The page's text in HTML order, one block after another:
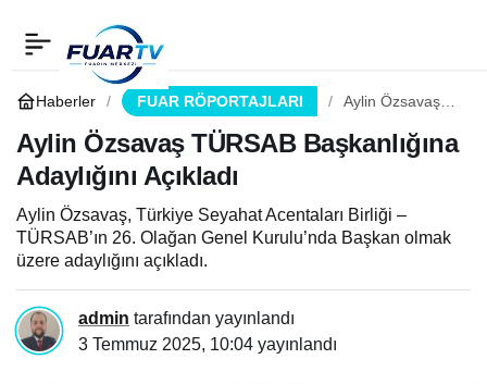
Haberler FUAR RÖPORTAJLARI
Aylin Özsavaş
Başkanlığına
Adaylığını
Aylin Özsavaş TÜRSAB Başkanlığına
Adaylığını Açıkladı
Aylin Özsavaş, Türkiye Seyahat Acentaları Birliği –
TÜRSAB’ın 26. Olağan Genel Kurulu’nda Başkan olmak
üzere adaylığını açıkladı.
admin tarafından yayınlandı
3 Temmuz 2025, 10:04 yayınlandı
Aylin Özsavaş TÜRSAB
Başkanlığına Adaylığını
Açıkladı